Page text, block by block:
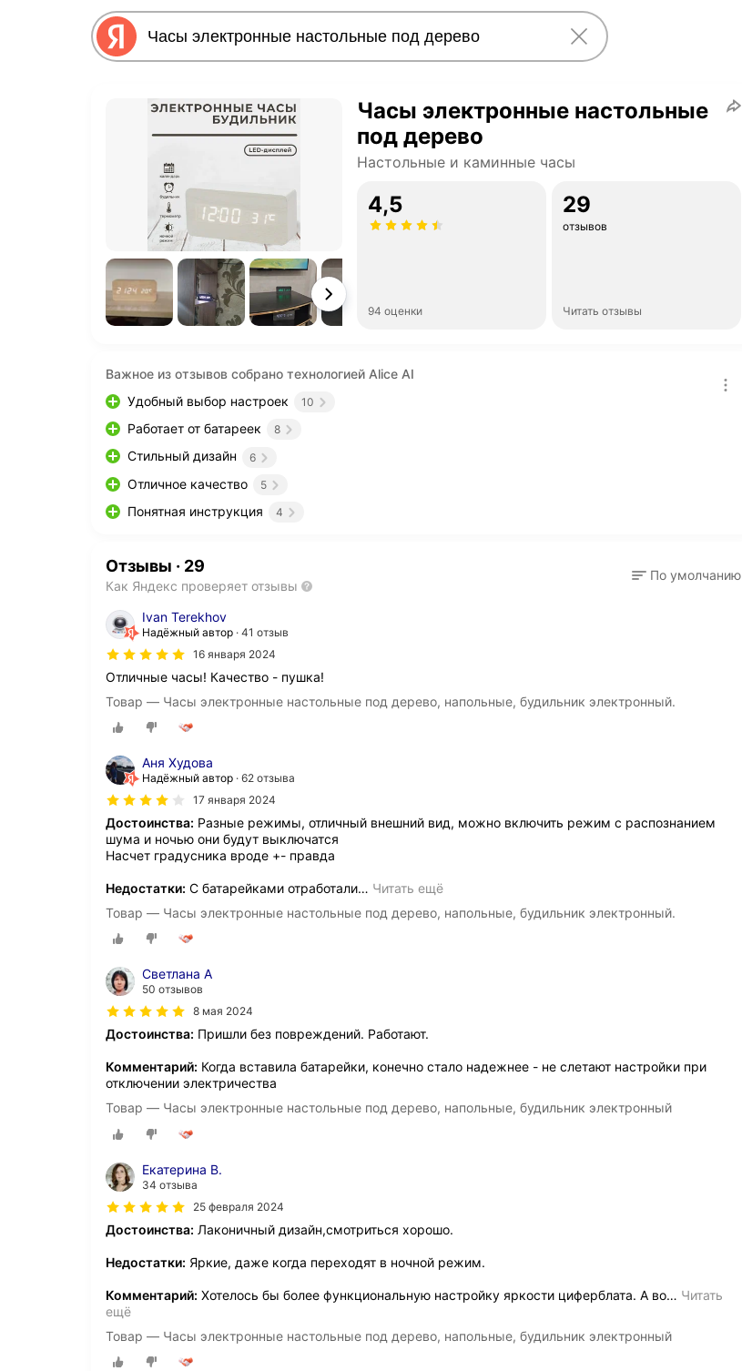
Часы электронные настольные
под дерево
Настольные и каминные часы
4,5
94 оценки
29
отзывов
Читать отзывы
Важное из отзывов собрано технологией Alice AI
Удобный выбор настроек
10
Работает от батареек 8
Стильный дизайн 6
Отличное качество 5
Понятная инструкция 4
Отзывы · 29
Как Яндекс проверяет отзывы
По умолчанию
Ivan Terekhov
Надёжный автор 41 отзыв
16 января 2024
Отличные часы! Качество - пушка!
Товар — Часы электронные настольные под дерево, напольные, будильник электронный.
Аня Худова
Надёжный автор 62 отзыва
17 января 2024
Достоинства: Разные режимы, отличный внешний вид, можно включить режим с распознанием
шума и ночью они будут выключатся
Насчет градусника вроде +- правда
Недостатки: С батарейками отработали… Читать ещё
Товар — Часы электронные настольные под дерево, напольные, будильник электронный.
Светлана А
50 отзывов
8 мая 2024
Достоинства: Пришли без повреждений. Работают.
Комментарий: Когда вставила батарейки, конечно стало надежнее - не слетают настройки при
отключении электричества
Товар — Часы электронные настольные под дерево, напольные, будильник электронный
Екатерина В.
34 отзыва
25 февраля 2024
Достоинства: Лаконичный дизайн,смотриться хорошо.
Недостатки: Яркие, даже когда переходят в ночной режим.
Комментарий: Хотелось бы более функциональную настройку яркости циферблата. А во… Читать
ещё
Товар — Часы электронные настольные под дерево, напольные, будильник электронный